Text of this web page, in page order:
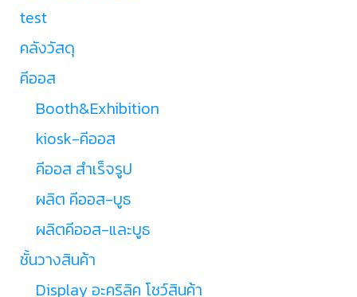
test
คลังวัสดุ
คีออส
Booth&Exhibition
kiosk-คีออส
คีออส สำเร็จรูป
ผลิต คีออส-บูธ
ผลิตคีออส-และบูธ
ชั้นวางสินค้า
Display อะคริลิค โชว์สินค้า